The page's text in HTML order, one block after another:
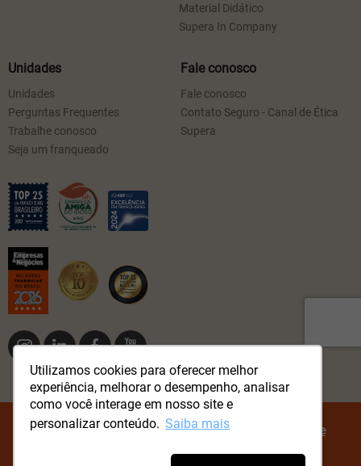
Utilizamos cookies para oferecer melhor
experiência, melhorar o desempenho, analisar
como você interage em nosso site e
personalizar conteúdo. Saiba mais
Material Didático
Supera In Company
Unidades
Unidades
Perguntas Frequentes
Trabalhe conosco
Seja um franqueado
Fale conosco
Fale conosco
Contato Seguro - Canal de Ética
Supera
© Método Supera Todos os direitos reservados.
Política de